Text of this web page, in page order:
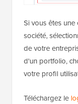
Si vous êtes
société,
de votre
d'un portfolio,
votre profil
Téléchargez le